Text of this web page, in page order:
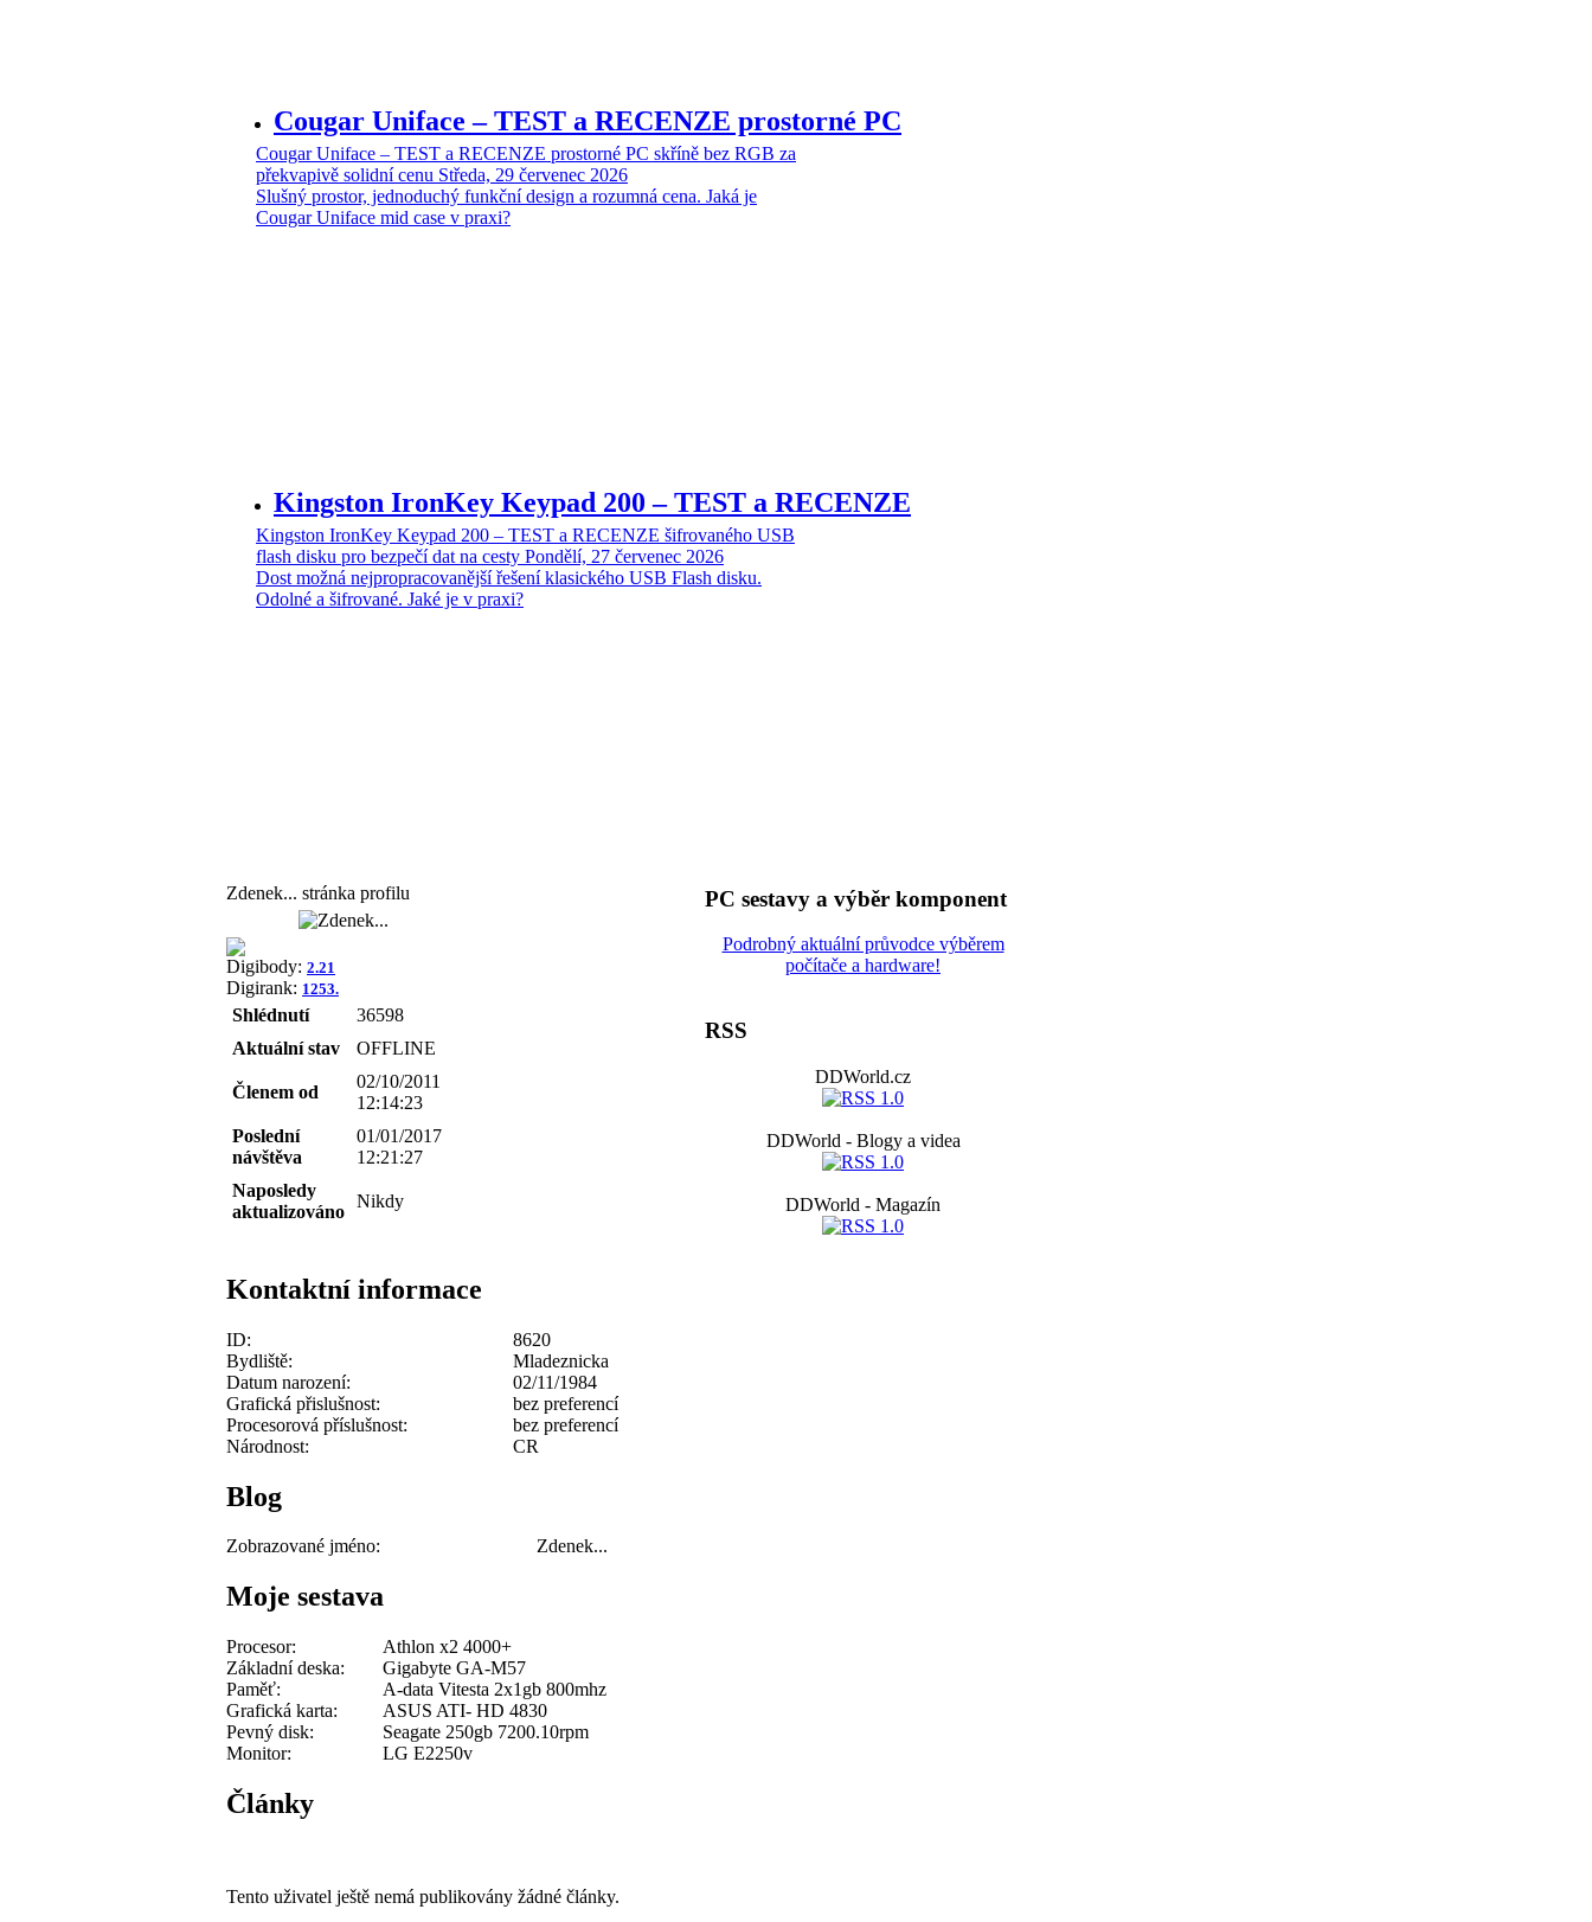
Cougar Uniface – TEST a RECENZE prostorné PC
Cougar Uniface – TEST a RECENZE prostorné PC skříně bez RGB za
překvapivě solidní cenu Středa, 29 červenec 2026
Slušný prostor, jednoduchý funkční design a rozumná cena. Jaká je
Cougar Uniface mid case v praxi?
Kingston IronKey Keypad 200 – TEST a RECENZE
Kingston IronKey Keypad 200 – TEST a RECENZE šifrovaného USB
flash disku pro bezpečí dat na cesty Pondělí, 27 červenec 2026
Dost možná nejpropracovanější řešení klasického USB Flash disku.
Odolné a šifrované. Jaké je v praxi?
Zdenek... stránka profilu
Digibody: 2.21
Digirank: 1253.
Shlédnutí
36598
Aktuální stav
OFFLINE
Členem od
02/10/2011
12:14:23
Poslední
návštěva
01/01/2017
12:21:27
Naposledy
aktualizováno
Nikdy
Kontaktní informace
ID:
8620
Bydliště:
Mladeznicka
Datum narození:
02/11/1984
Grafická přislušnost:
bez preferencí
Procesorová příslušnost:
bez preferencí
Národnost:
CR
Blog
Zobrazované jméno: Zdenek...
Moje sestava
Procesor:
Athlon x2 4000+
Základní deska:
Gigabyte GA-M57
Paměť:
A-data Vitesta 2x1gb 800mhz
Grafická karta:
ASUS ATI- HD 4830
Pevný disk:
Seagate 250gb 7200.10rpm
Monitor:
LG E2250v
Články
Tento uživatel ještě nemá publikovány žádné články.
PC sestavy a výběr komponent
Podrobný aktuální průvodce výběrem
počítače a hardware!
RSS
DDWorld.cz
DDWorld - Blogy a videa
DDWorld - Magazín